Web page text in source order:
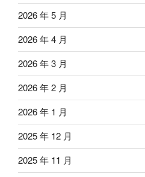
2026 年 5 月
2026 年 4 月
2026 年 3 月
2026 年 2 月
2026 年 1 月
2025 年 12 月
2025 年 11 月